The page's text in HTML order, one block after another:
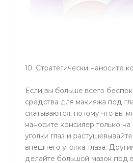
10. Стратегически наносите
Если вы больше всего
средства для макияжа под
скатываются, потому что вы
наносите консилер только
уголки глаз и
внешнего уголка глаза.
делайте большой мазок под